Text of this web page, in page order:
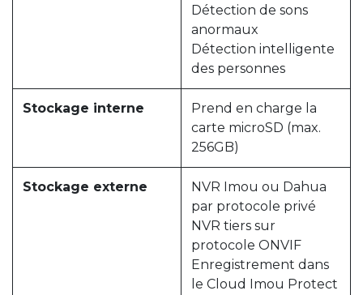
Détection de sons
anormaux
Détection intelligente
des personnes
Stockage interne
Prend en charge la
carte microSD (max.
256GB)
Stockage externe
NVR Imou ou Dahua
par protocole privé
NVR tiers sur
protocole ONVIF
Enregistrement dans
le Cloud Imou Protect